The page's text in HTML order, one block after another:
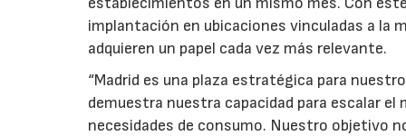
implantación en ubicaciones vinculadas a la
adquieren un papel cada vez más relevante.
“Madrid es una plaza estratégica para
demuestra nuestra capacidad para escalar
necesidades de consumo. Nuestro objetivo